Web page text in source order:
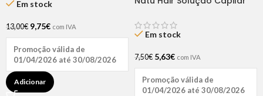
Em stock
13,00€ 9,75€ com IVA
Promoção válida de
01/04/2026 até 30/08/2026
Adicionar
Em stock
7,50€ 5,63€ com IVA
Promoção válida de
01/04/2026 até 30/08/2026